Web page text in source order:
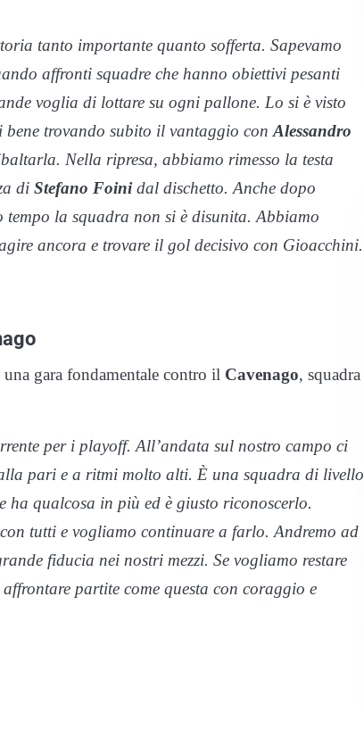
tanto importante quanto sofferta. Sapevamo
affronti squadre che hanno obiettivi pesanti
voglia di lottare su ogni pallone. Lo si è visto
trovando subito il vantaggio conAlessandro
Nella ripresa, abbiamo rimesso la testa
di Stefano Foinidal dischetto. Anche dopo
tempo la squadra non si è disunita. Abbiamo
ancora e trovare il gol decisivo con Gioacchini.
gara fondamentale contro il Cavenago, squadra
per i playoff. All’andata sul nostro campo ci
pari e a ritmi molto alti. È una squadra di livello
ha qualcosa in più ed è giusto riconoscerlo.
tutti e vogliamo continuare a farlo. Andremo ad
fiducia nei nostri mezzi. Se vogliamo restare
partite come questa con coraggio e